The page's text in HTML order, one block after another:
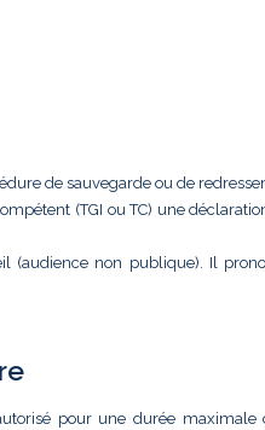
de sauvegarde ou de
(TGI ou TC) une
non publique). Il
pour une durée